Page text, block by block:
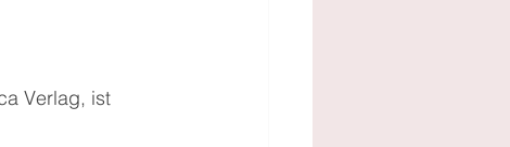
Verlag, ist